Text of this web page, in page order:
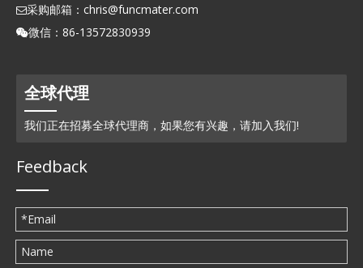
采购邮箱： chris@funcmater.com
微信：86-13572830939
全球代理
我们正在招募全球代理商，如果您有兴趣，请加入我们!
Feedback